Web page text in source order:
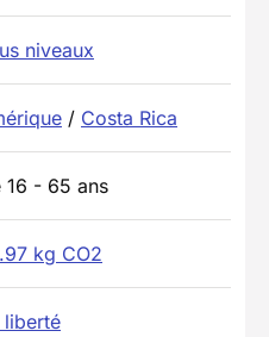
niveaux
/ Costa Rica
16 - 65 ans
kg CO2
liberté